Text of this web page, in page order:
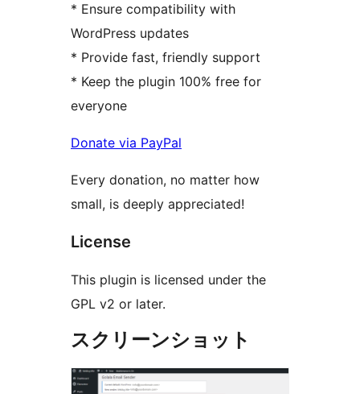
* Ensure compatibility with
WordPress updates
* Provide fast, friendly support
* Keep the plugin 100% free for
everyone
Donate via PayPal
Every donation, no matter how
small, is deeply appreciated!
License
This plugin is licensed under the
GPL v2 or later.
スクリーンショット